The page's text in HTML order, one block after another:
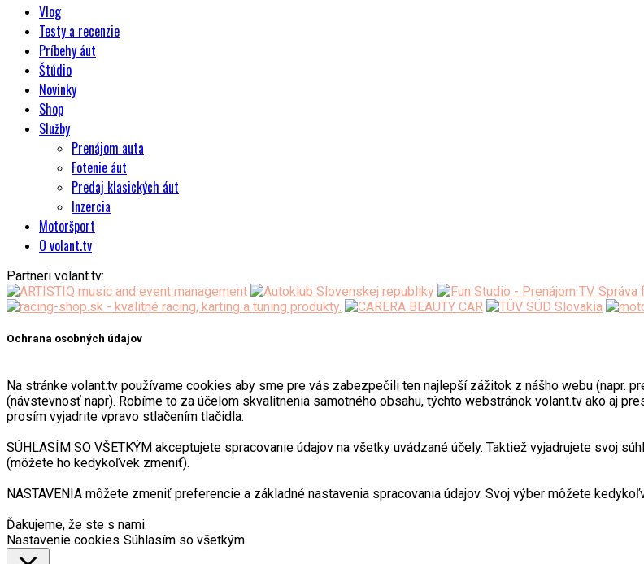
Vlog
Testy a recenzie
Príbehy áut
Štúdio
Novinky
Shop
Služby
Prenájom auta
Fotenie áut
Predaj klasických áut
Inzercia
Motoršport
O volant.tv
Partneri volant.tv:
Ochrana osobných údajov
Na stránke volant.tv používame cookies aby sme pre vás zabezpečili ten najlepší zážitok z nášho webu (napr.
(návstevnosť napr). Robíme to za účelom skvalitnenia samotného obsahu, týchto webstránok volant.tv ako aj
prosím vyjadrite vpravo stlačením tlačidla:
SÚHLASÍM SO VŠETKÝM akceptujete spracovanie údajov na všetky uvádzané účely. Taktiež vyjadrujete svoj
(môžete ho kedykoľvek zmeniť).
NASTAVENIA môžete zmeniť preferencie a základné nastavenia spracovania údajov. Svoj výber môžete
Ďakujeme, že ste s nami.
Nastavenie cookies Súhlasím so všetkým